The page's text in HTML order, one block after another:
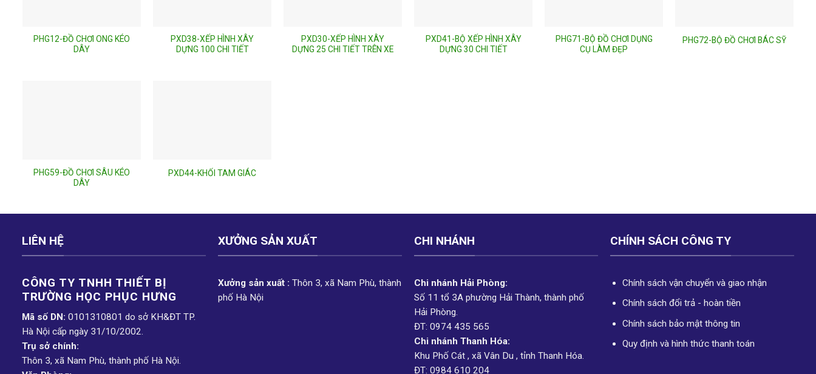
PHG12-ĐỒ CHƠI ONG KÉO
DÂY
PXD38-XẾP HÌNH XÂY
DỰNG 100 CHI TIẾT
PXD30-XẾP HÌNH XÂY
DỰNG 25 CHI TIẾT TRÊN XE
PXD41-BỘ XẾP HÌNH XÂY
DỰNG 30 CHI TIẾT
PHG71-BỘ ĐỒ CHƠI DỤNG
CỤ LÀM ĐẸP
PHG72-BỘ ĐỒ CHƠI BÁC SỸ
PHG59-ĐỒ CHƠI SÂU KÉO
DÂY
PXD44-KHỐI TAM GIÁC
LIÊN HỆ
CÔNG TY TNHH THIẾT BỊ
TRƯỜNG HỌC PHỤC H­ƯNG
Mã số DN: 0101310801 do sở KH&ĐT TP.
Hà Nội cấp ngày 31/10/2002.
Trụ sở chính:
Thôn 3, xã Nam Phù, thành phố Hà Nội.
XƯỞNG SẢN XUẤT
Xưởng sản xuất : Thôn 3, xã Nam Phù, thành
phố Hà Nội
CHI NHÁNH
Chi nhánh Hải Phòng:
Số 11 tổ 3A phường Hải Thành, thành phố
Hải Phòng.
ĐT: 0974 435 565
Chi nhánh Thanh Hóa:
Khu Phố Cát , xã Vân Du , tỉnh Thanh Hóa.
ĐT: 0984 610 204
CHÍNH SÁCH CÔNG TY
Chính sách vận chuyển và giao nhận
Chính sách đổi trả - hoàn tiền
Chính sách bảo mật thông tin
Quy định và hình thức thanh toán